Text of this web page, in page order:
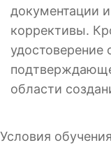
документации
коррективы.
области
Условия